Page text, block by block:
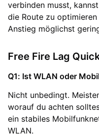
verbinden musst,
die Route zu
Anstieg möglichst
Free Fire Lag
Q1: Ist WLAN oder
Nicht unbedingt.
worauf du achten
ein stabiles
WLAN.